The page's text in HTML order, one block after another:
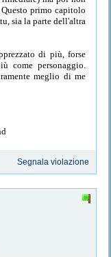
primo capitolo
sia la parte dell'altra
di più, forse
come personaggio.
meglio di me
Segnala violazione